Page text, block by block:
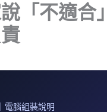
「不適合
電腦組裝說明